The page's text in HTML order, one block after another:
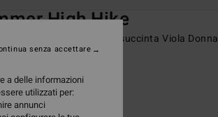
High Hike
bikini con copertura succinta Viola Donna
€
OFFERTA 25%
a delle informazioni
utilizzati per:
annunci
senza accettare